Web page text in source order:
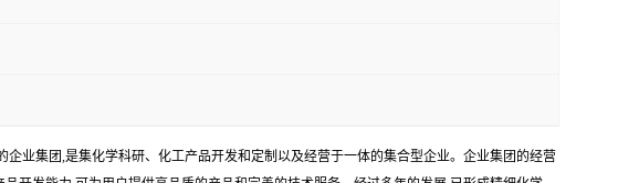
业集团,是集化学科研、化工产品开发和定制以及经营于一体的集合型企业。企业集团的经营